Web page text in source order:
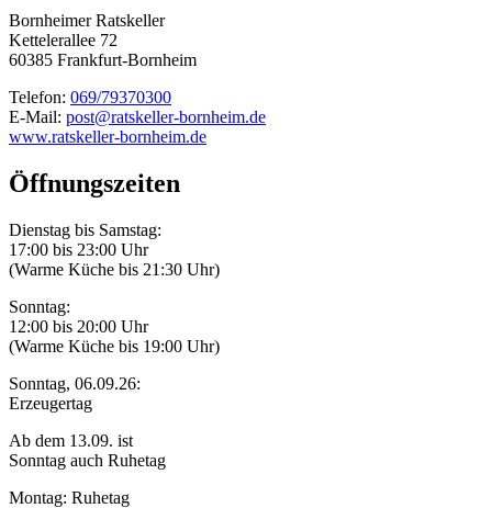
Bornheimer Ratskeller
Kettelerallee 72
60385 Frankfurt-Bornheim
Telefon: 069/79370300
E-Mail: post@ratskeller-bornheim.de
www.ratskeller-bornheim.de
Öffnungszeiten
Dienstag bis Samstag:
17:00 bis 23:00 Uhr
(Warme Küche bis 21:30 Uhr)
Sonntag:
12:00 bis 20:00 Uhr
(Warme Küche bis 19:00 Uhr)
Sonntag, 06.09.26:
Erzeugertag
Ab dem 13.09. ist
Sonntag auch Ruhetag
Montag: Ruhetag